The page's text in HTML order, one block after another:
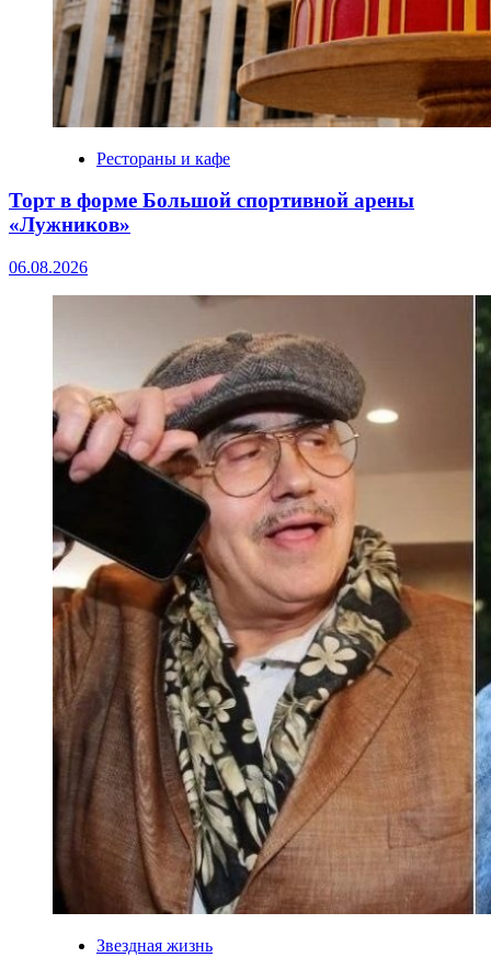
Рестораны и кафе
Торт в форме Большой спортивной арены
«Лужников»
06.08.2026
Звездная жизнь